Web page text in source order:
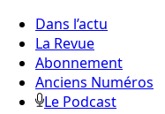
Dans l’actu
La Revue
Abonnement
Anciens Numéros
Le Podcast